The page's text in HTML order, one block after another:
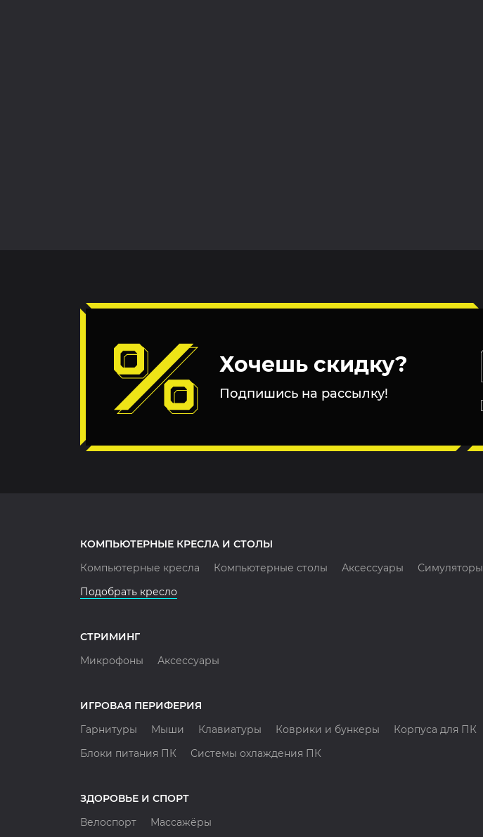
Хочешь скидку?
Подпишись на рассылку!
КОМПЬЮТЕРНЫЕ КРЕСЛА И СТОЛЫ
Компьютерные кресла
Компьютерные столы Аксессуары
Симуляторы
Подобрать кресло
СТРИМИНГ
Микрофоны
Аксессуары
ИГРОВАЯ ПЕРИФЕРИЯ
Гарнитуры
Мыши Клавиатуры Коврики и бункеры
Корпуса для ПК
Блоки питания ПК
Системы охлаждения ПК
ЗДОРОВЬЕ И СПОРТ
Велоспорт
Массажёры